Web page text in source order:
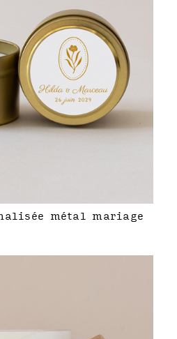
métal mariage